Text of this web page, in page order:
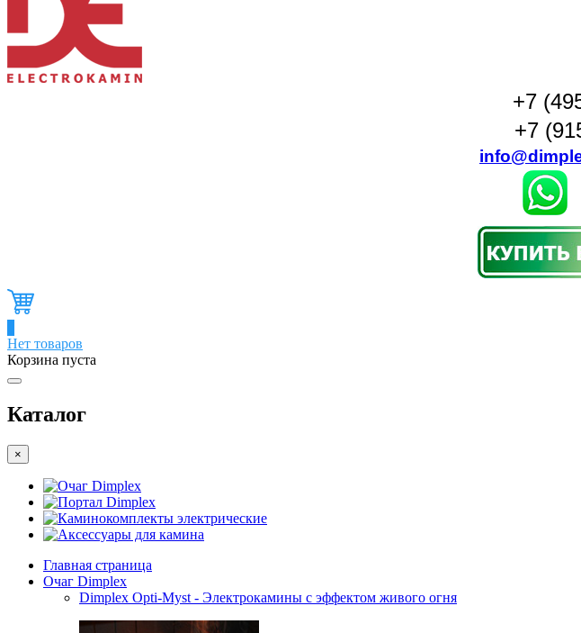
+7
+7
Нет товаров
Корзина пуста
Каталог
×
Очаг Dimplex
Портал Dimplex
Каминокомплекты электрические
Аксессуары для камина
Главная страница
Очаг Dimplex
Dimplex Opti-Myst - Электрокамины с эффектом живого огня